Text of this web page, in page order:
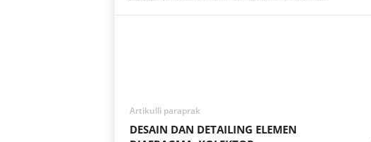
Artikulli paraprak
DESAIN DAN DETAILING ELEMEN